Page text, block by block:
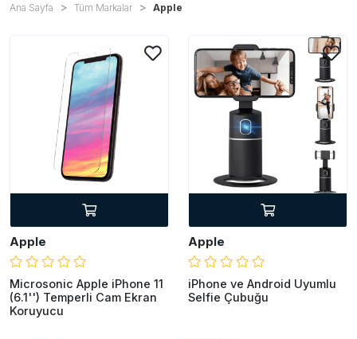
Ana Sayfa Tüm Markalar Apple
Apple
Microsonic Apple iPhone 11
(6.1'') Temperli Cam Ekran
Koruyucu
Apple
iPhone ve Android Uyumlu
Selfie Çubuğu